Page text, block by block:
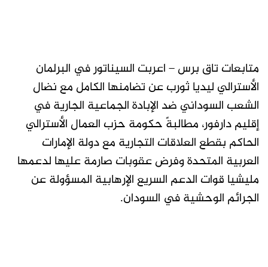
متابعات تاق برس – اعربت السيناتور في البرلمان
الأسترالي ليديا ثورب عن تضامنها الكامل مع نضال
الشعب السوداني ضد الإبادة الجماعية الجارية في
إقليم دارفور، مطالبةً حكومة حزب العمال الأسترالي
الحاكم بقطع العلاقات التجارية مع دولة الإمارات
العربية المتحدة وفرض عقوبات صارمة عليها لدعمها
مليشيا قوات الدعم السريع الإرهابية المسؤولة عن
الجرائم الوحشية في السودان.